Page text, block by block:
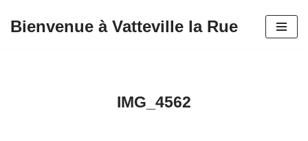
Bienvenue à Vatteville la Rue
IMG_4562